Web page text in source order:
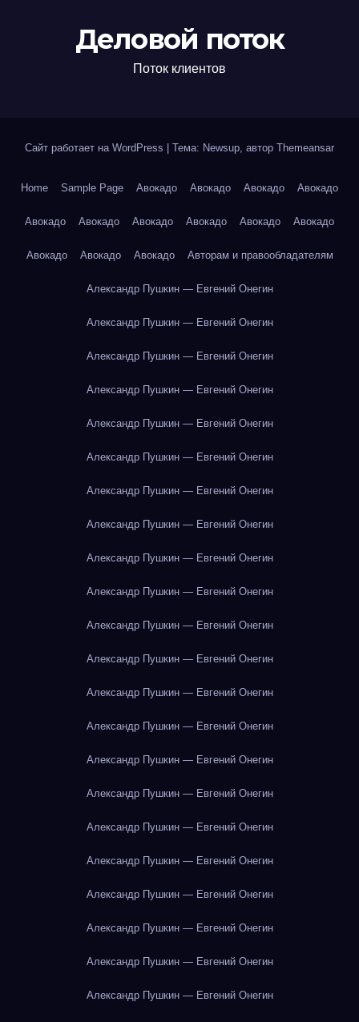
Деловой поток
Поток клиентов
Сайт работает на WordPress Тема: Newsup, автор Themeansar
Home Sample Page Авокадо Авокадо Авокадо Авокадо
Авокадо Авокадо Авокадо Авокадо Авокадо Авокадо
Авокадо Авокадо Авокадо Авторам и правообладателям
Александр Пушкин — Евгений Онегин
Александр Пушкин — Евгений Онегин
Александр Пушкин — Евгений Онегин
Александр Пушкин — Евгений Онегин
Александр Пушкин — Евгений Онегин
Александр Пушкин — Евгений Онегин
Александр Пушкин — Евгений Онегин
Александр Пушкин — Евгений Онегин
Александр Пушкин — Евгений Онегин
Александр Пушкин — Евгений Онегин
Александр Пушкин — Евгений Онегин
Александр Пушкин — Евгений Онегин
Александр Пушкин — Евгений Онегин
Александр Пушкин — Евгений Онегин
Александр Пушкин — Евгений Онегин
Александр Пушкин — Евгений Онегин
Александр Пушкин — Евгений Онегин
Александр Пушкин — Евгений Онегин
Александр Пушкин — Евгений Онегин
Александр Пушкин — Евгений Онегин
Александр Пушкин — Евгений Онегин
Александр Пушкин — Евгений Онегин